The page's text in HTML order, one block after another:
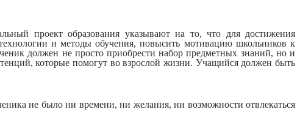
проект образования указывают на то, что для достижения
и методы обучения, повысить мотивацию школьников к
должен не просто приобрести набор предметных знаний, но и
которые помогут во взрослой жизни. Учащийся должен быть
не было ни времени, ни желания, ни возможности отвлекаться